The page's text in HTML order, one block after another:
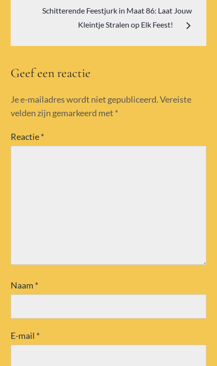
Schitterende Feestjurk in Maat 86: Laat Jouw
Kleintje Stralen op Elk Feest!
Geef een reactie
Je e-mailadres wordt niet gepubliceerd. Vereiste
velden zijn gemarkeerd met *
Reactie*
Naam *
E-mail *